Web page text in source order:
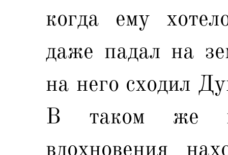
когда ему
даже падал на
на него сходил
В таком же
вдохновения